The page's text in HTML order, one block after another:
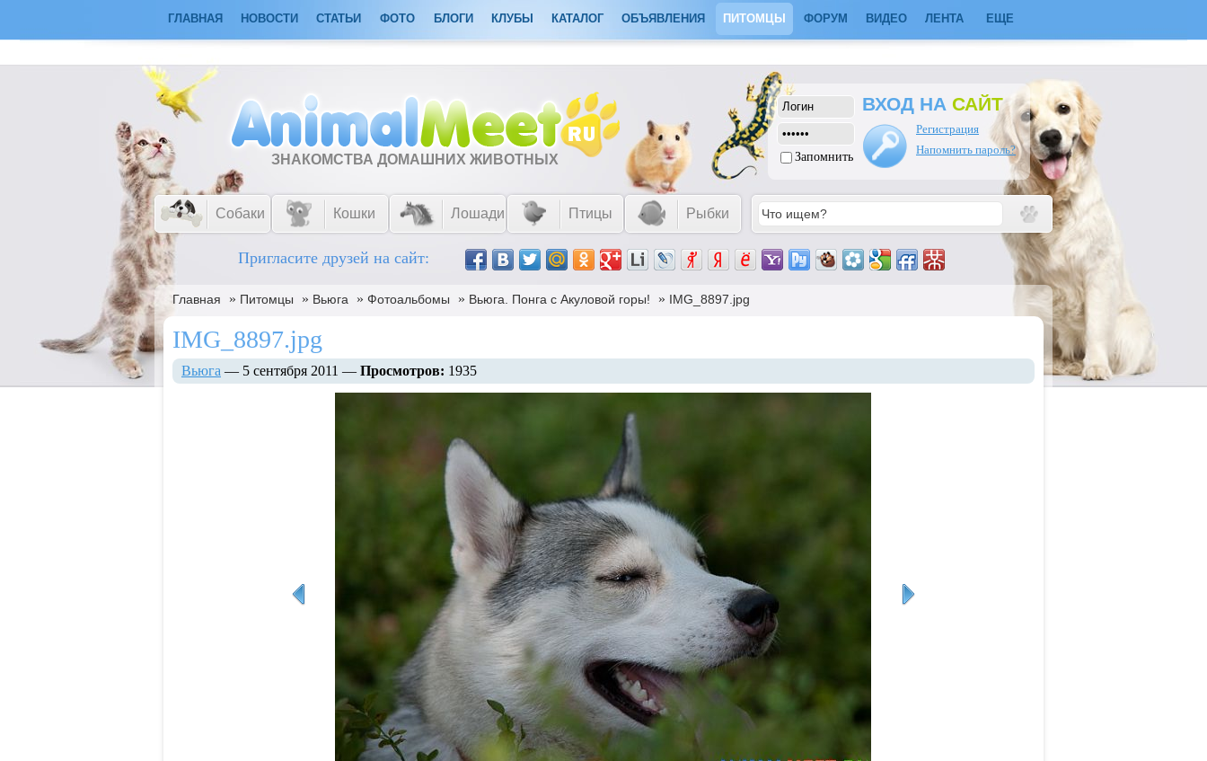
ГЛАВНАЯ НОВОСТИ СТАТЬИ ФОТО БЛОГИ КЛУБЫ КАТАЛОГ ОБЪЯВЛЕНИЯ ПИТОМЦЫ ФОРУМ ВИДЕО ЛЕНТА ЕЩЕ
ЗНАКОМСТВА ДОМАШНИХ ЖИВОТНЫХ Запомнить
ВХОД НА САЙТ
Регистрация
Напомнить пароль?
Собаки Кошки Лошади Птицы Рыбки
Пригласите друзей на сайт:
Главная » Питомцы » Вьюга » Фотоальбомы » Вьюга. Понга с Акуловой горы! » IMG_8897.jpg
IMG_8897.jpg
Вьюга — 5 сентября 2011 — Просмотров: 1935